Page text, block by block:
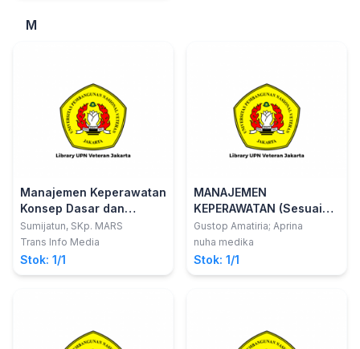
M
Manajemen Keperawatan
Konsep Dasar dan
Aplikasi Pengambilan
Keputusan Klinis
Sumijatun, SKp. MARS
Trans Info Media
Stok: 1/1
MANAJEMEN
KEPERAWATAN (Sesuai
dengan RPS Pendidikan
Sarjana Terapan)
Gustop Amatiria; Aprina
nuha medika
Stok: 1/1